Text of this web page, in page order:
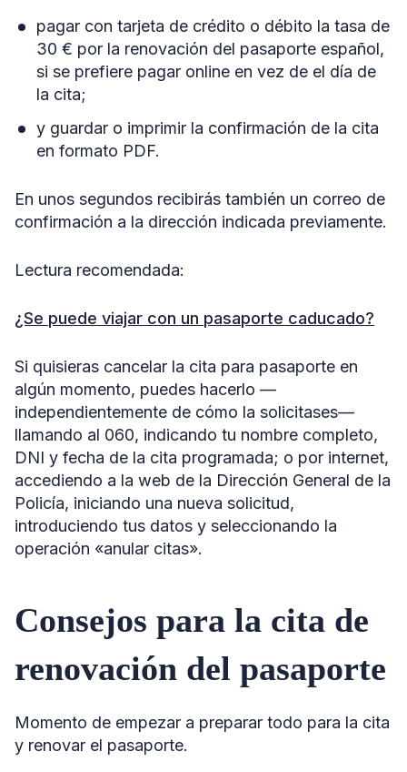
pagar con tarjeta de crédito o débito la tasa de
30 € por la renovación del pasaporte español,
si se prefiere pagar online en vez de el día de
la cita;
y guardar o imprimir la confirmación de la cita
en formato PDF.
En unos segundos recibirás también un correo de
confirmación a la dirección indicada previamente.
Lectura recomendada:
¿Se puede viajar con un pasaporte caducado?
Si quisieras cancelar la cita para pasaporte en
algún momento, puedes hacerlo —
independientemente de cómo la solicitases—
llamando al 060, indicando tu nombre completo,
DNI y fecha de la cita programada; o por internet,
accediendo a la web de la Dirección General de la
Policía, iniciando una nueva solicitud,
introduciendo tus datos y seleccionando la
operación «anular citas».
Consejos para la cita de
renovación del pasaporte
Momento de empezar a preparar todo para la cita
y renovar el pasaporte.